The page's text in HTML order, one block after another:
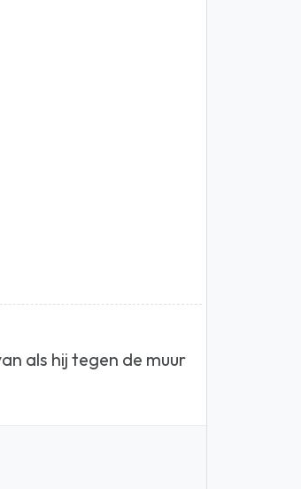
als hij tegen de muur